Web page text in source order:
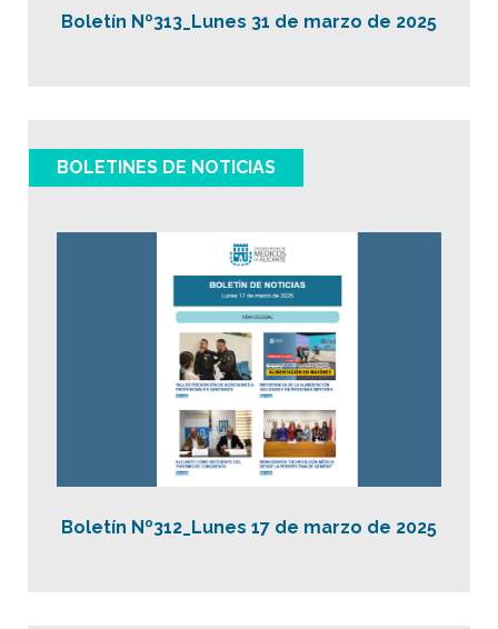
Boletín Nº313_Lunes 31 de marzo de 2025
BOLETINES DE NOTICIAS
Boletín Nº312_Lunes 17 de marzo de 2025